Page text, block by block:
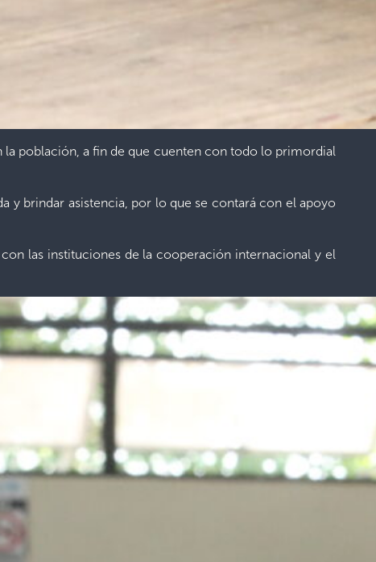
población, a fin de que cuenten con todo lo primordial
y brindar asistencia, por lo que se contará con el apoyo
las instituciones de la cooperación internacional y el